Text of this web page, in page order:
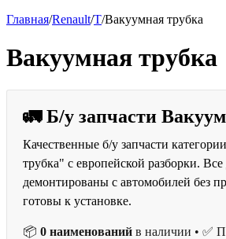
Главная/Renault/T/Вакуумная трубка
Вакуумная трубка
🚛 Б/у запчасти
Качественные б/у запчасти
трубка" с европейской разборки. Все
демонтированы с автомобилей без
готовы к установке.
📦 0 наименований в наличии • ✅